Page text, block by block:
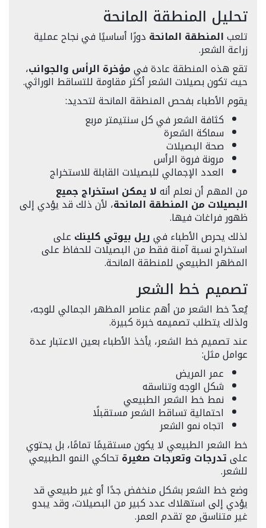
تحليل المنطقة المانحة
تلعبالمنطقة المانحة دورًا أساسيًا في نجاح عملية
زراعة الشعر.
تقع هذه المنطقة عادة فيمؤخرة الرأس والجوانب،
حيث تكون بصيلات الشعر أكثر مقاومة للتساقط الوراثي.
يقوم الأطباء بفحص المنطقة المانحة لتحديد:
كثافة الشعر في كل سنتيمتر مربع
سماكة الشعرة
صحة البصيلات
مرونة فروة الرأس
العدد الإجمالي للبصيلات القابلة للاستخراج
من المهم أن نعلم أنهلا يمكن استخراج جميع
البصيلات من المنطقة المانحة، لأن ذلك قد يؤدي إلى
ظهور فراغات فيها.
لذلك يحرص الأطباء فيريل بيوتي كلينك على
استخراج نسبة آمنة فقط من البصيلات للحفاظ على
المظهر الطبيعي للمنطقة المانحة.
تصميم خط الشعر
يُعدّ خط الشعر من أهم عناصر المظهر الجمالي للوجه،
ولذلك يتطلب تصميمه خبرة كبيرة.
عند تصميم خط الشعر، يأخذ الأطباء بعين الاعتبار عدة
عوامل مثل:
عمر المريض
شكل الوجه وتناسقه
نمط خط الشعر الطبيعي
احتمالية تساقط الشعر مستقبلًا
اتجاه نمو الشعر
خط الشعر الطبيعي لا يكون مستقيمًا تمامًا، بل يحتوي
علىتدرجات وتعرجات صغيرة تحاكي النمو الطبيعي
للشعر.
وضع خط الشعر بشكل منخفض جدًا أو غير طبيعي قد
يؤدي إلى استهلاك عدد كبير من البصيلات، وقد يبدو
غير متناسق مع تقدم العمر.